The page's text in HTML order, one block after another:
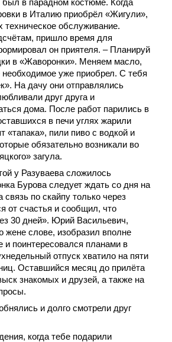
в парадном костюме. Когда
в Италию приобрёл «Жигули»,
техническое обслуживание.
пришло время для
он приятеля. – Планируй
в «Жаворонки». Меняем масло,
уже приобрел. С тебя
На дачу они отправлялись
друг друга и
дома. После работ парились в
в печи углях жарили
пили пиво с водкой и
обязательно возникали во
загула.
у Разуваева сложилось
Бурова следует ждать со дня на
по скайпу только через
от счастья и сообщил, что
30 дней». Юрий Васильевич,
жене слове, изобразил вполне
и поинтересовался планами в
отпуск хватило на пяти
Оставшийся месяц до прилёта
знакомых и друзей, а также на
и долго смотрели друг
когда тебе подарили